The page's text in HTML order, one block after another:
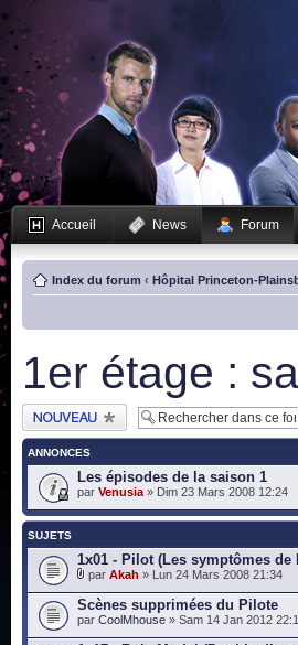
Accueil News Forum
Index du forum ‹ Hôpital Princeton-
1er étage :
Publier un nouveau
sujet
ANNONCES
Les épisodes de la saison 1
par Venusia » Dim 23 Mars 2008 12:24
SUJETS
1x01 - Pilot (Les symptômes de
par Akah » Lun 24 Mars 2008 21:34
Scènes supprimées du Pilote
par CoolMhouse » Sam 14 Jan 2012